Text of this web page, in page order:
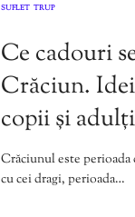
SUFLET TRUP
Ce cadouri
Crăciun.
copii și adulți
Crăciunul este
cu cei dragi, perioada…